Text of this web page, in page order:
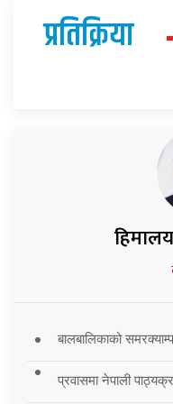
प्रतिक्रिया
बालबालिकाको
प्रवासमा नेपाली